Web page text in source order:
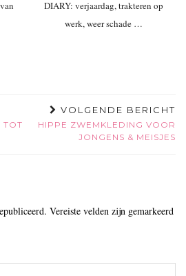
DIARY: verjaardag, trakteren op
werk, weer schade …
TOT
VOLGENDE BERICHT
HIPPE ZWEMKLEDING VOOR
JONGENS & MEISJES
Vereiste velden zijn gemarkeerd